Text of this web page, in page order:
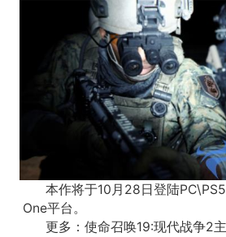
本作将于10月28日登陆
One平台。
更多：使命召唤19:现代战争2